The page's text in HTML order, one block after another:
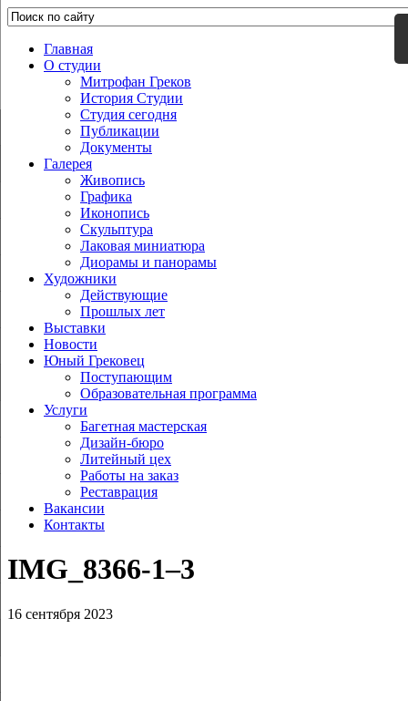
Главная
О студии
Митрофан Греков
История Студии
Студия сегодня
Публикации
Документы
Галерея
Живопись
Графика
Иконопись
Скульптура
Лаковая миниатюра
Диорамы и панорамы
Художники
Действующие
Прошлых лет
Выставки
Новости
Юный Грековец
Поступающим
Образовательная программа
Услуги
Багетная мастерская
Дизайн-бюро
Литейный цех
Работы на заказ
Реставрация
Вакансии
Контакты
IMG_8366‑1–3
16 сентября 2023